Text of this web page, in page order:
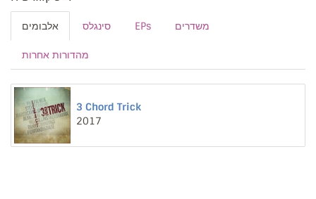
אלבומים סינגלס EPs משדרים
מהדורות אחרות
3 Chord Trick
2017